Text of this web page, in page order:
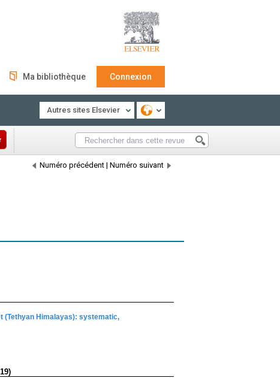
Ma bibliothèque Connexion
Autres sites Elsevier
Numéro précédent | Numéro suivant
(Tethyan Himalayas): systematic,